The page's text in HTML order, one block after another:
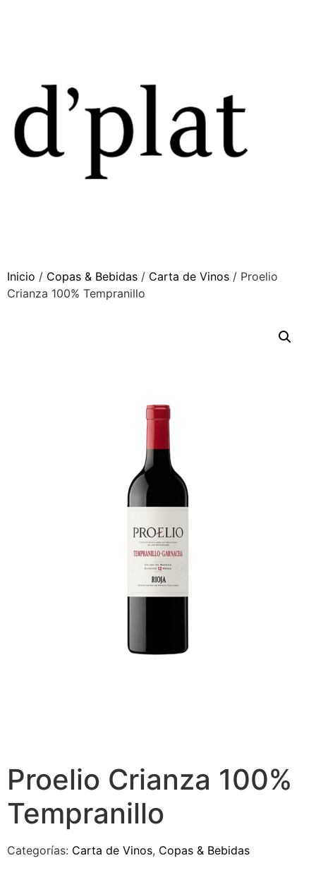
Inicio / Copas & Bebidas / Carta de Vinos / Proelio
Crianza 100% Tempranillo
Proelio Crianza 100%
Tempranillo
Categorías: Carta de Vinos, Copas & Bebidas